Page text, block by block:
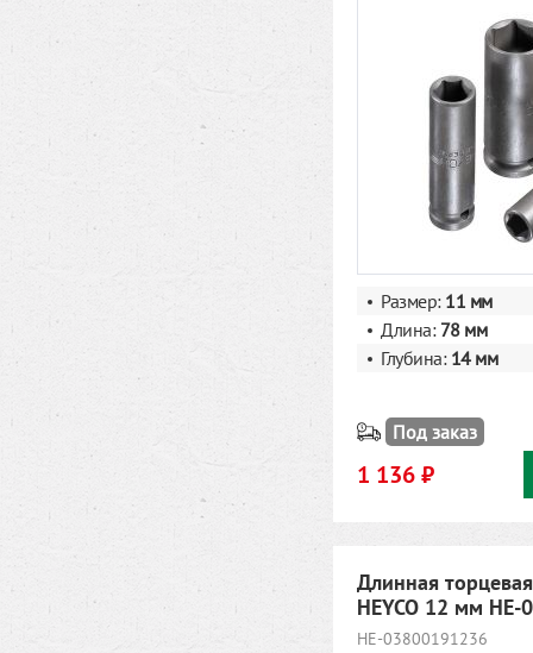
Размер: 11 мм
Длина: 78 мм
Глубина:14 мм
Под заказ
1 136 ₽
Длинная
HEYCO 12 мм
HE-03800191236